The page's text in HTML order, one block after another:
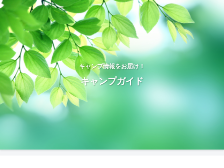
キャンプ情報をお届け！
キャンプガイド